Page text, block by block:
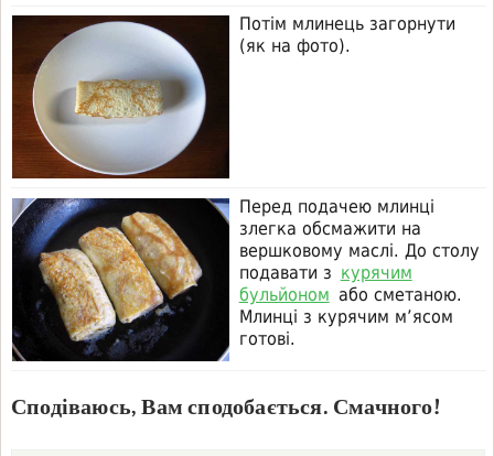
Потім млинець загорнути
(як на фото).
Перед подачею млинці
злегка обсмажити на
вершковому маслі. До столу
подавати з курячим
бульйоном або сметаною.
Млинці з курячим м’ясом
готові.
Сподіваюсь, Вам сподобається. Смачного!